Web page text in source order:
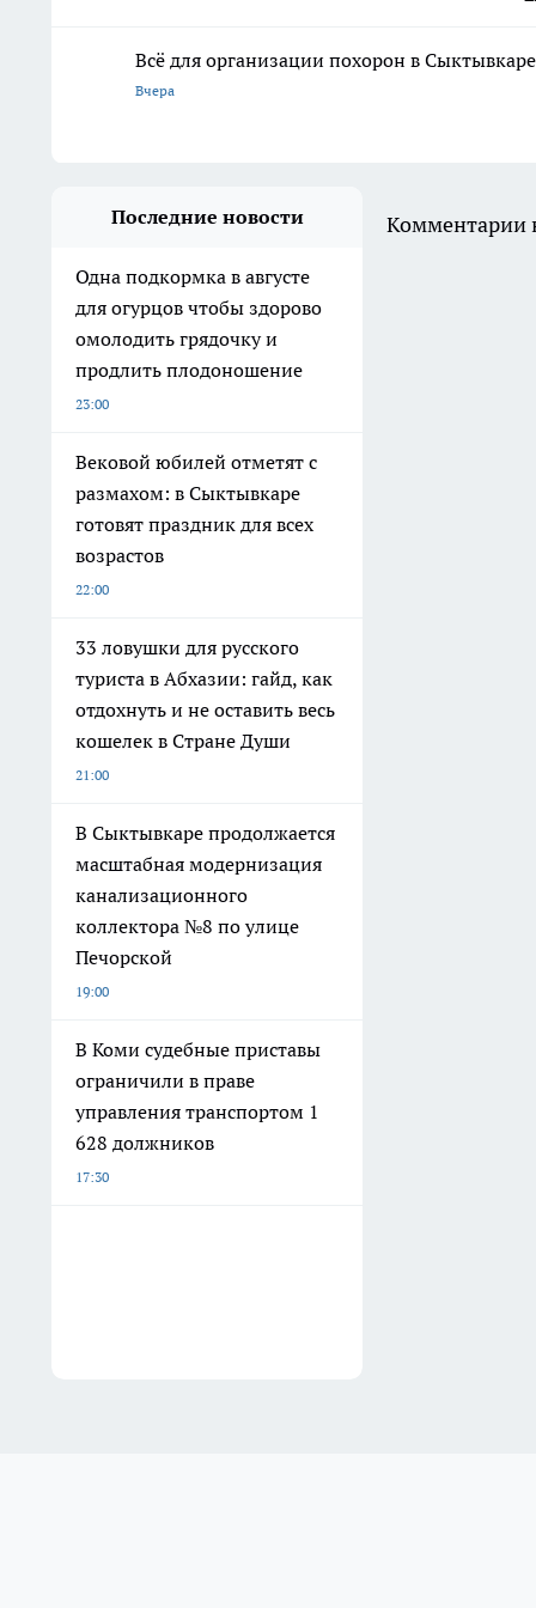
Всё для организации похорон в
Вчера
Последние новости
Одна подкормка в августе
для огурцов чтобы здорово
омолодить грядочку и
продлить плодоношение
23:00
Вековой юбилей отметят с
размахом: в Сыктывкаре
готовят праздник для всех
возрастов
22:00
33 ловушки для русского
туриста в Абхазии: гайд, как
отдохнуть и не оставить весь
кошелек в Стране Души
21:00
В Сыктывкаре продолжается
масштабная модернизация
канализационного
коллектора №8 по улице
Печорской
19:00
В Коми судебные приставы
ограничили в праве
управления транспортом 1
628 должников
17:30
Комментарии